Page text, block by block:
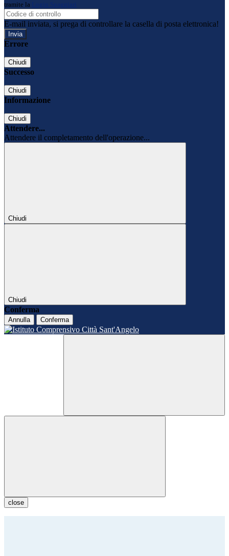
tramite la
Login Spaggiari
E-mail inviata, si prega di controllare la casella di posta elettronica!
Errore
Chiudi
Successo
Chiudi
Informazione
Chiudi
Attendere...
Attendere il completamento dell'operazione...
Chiudi
Chiudi
Conferma
Annulla Conferma
close